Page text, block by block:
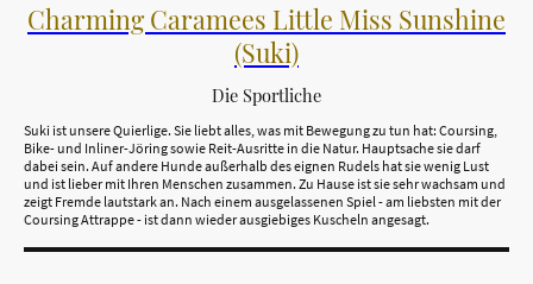
Charming Caramees Little Miss Sunshine
(Suki)
Die Sportliche
Suki ist unsere Quierlige. Sie liebt alles, was mit Bewegung zu tun hat: Coursing,
Bike- und Inliner-Jöring sowie Reit-Ausritte in die Natur. Hauptsache sie darf
dabei sein. Auf andere Hunde außerhalb des eignen Rudels hat sie wenig Lust
und ist lieber mit Ihren Menschen zusammen. Zu Hause ist sie sehr wachsam und
zeigt Fremde lautstark an. Nach einem ausgelassenen Spiel - am liebsten mit der
Coursing Attrappe - ist dann wieder ausgiebiges Kuscheln angesagt.